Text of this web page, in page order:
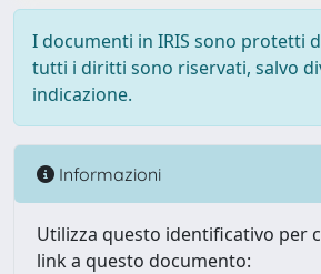
I documenti in IRIS sono protetti
tutti i diritti sono riservati, salvo
indicazione.
Informazioni
Utilizza questo identificativo per
link a questo documento: